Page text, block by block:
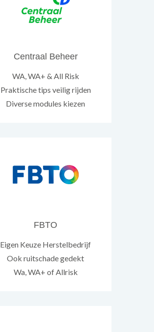
Centraal Beheer
WA, WA+ & All Risk
Praktische tips veilig rijden
Diverse modules kiezen
FBTO
Eigen Keuze Herstelbedrijf
Ook ruitschade gedekt
Wa, WA+ of Allrisk